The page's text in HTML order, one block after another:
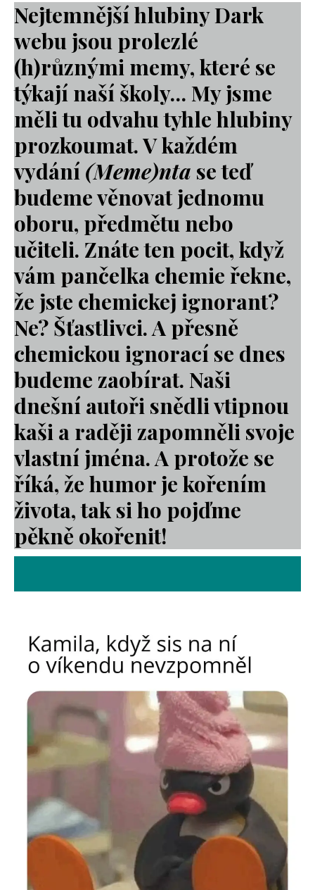
Nejtemnější hlubiny Dark
webu jsou prolezlé
(h)různými memy, které se
týkají naší školy… My jsme
měli tu odvahu tyhle hlubiny
prozkoumat. V každém
vydání (Meme)nta se teď
budeme věnovat jednomu
oboru, předmětu nebo
učiteli. Znáte ten pocit, když
vám pančelka chemie řekne,
že jste chemickej ignorant?
Ne? Šťastlivci. A přesně
chemickou ignorací se dnes
budeme zaobírat. Naši
dnešní autoři snědli vtipnou
kaši a raději zapomněli svoje
vlastní jména. A protože se
říká, že humor je kořením
života, tak si ho pojďme
pěkně okořenit!